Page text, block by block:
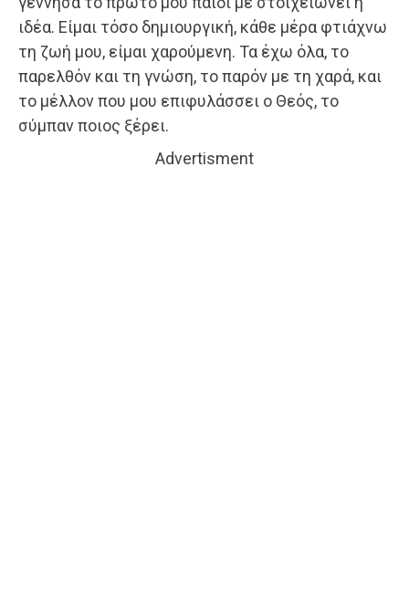
ιδέα. Είμαι τόσο δημιουργική, κάθε μέρα φτιάχνω
τη ζωή μου, είμαι χαρούμενη. Τα έχω όλα, το
παρελθόν και τη γνώση, το παρόν με τη χαρά, και
το μέλλον που μου επιφυλάσσει ο Θεός, το
σύμπαν ποιος ξέρει.
Advertisment